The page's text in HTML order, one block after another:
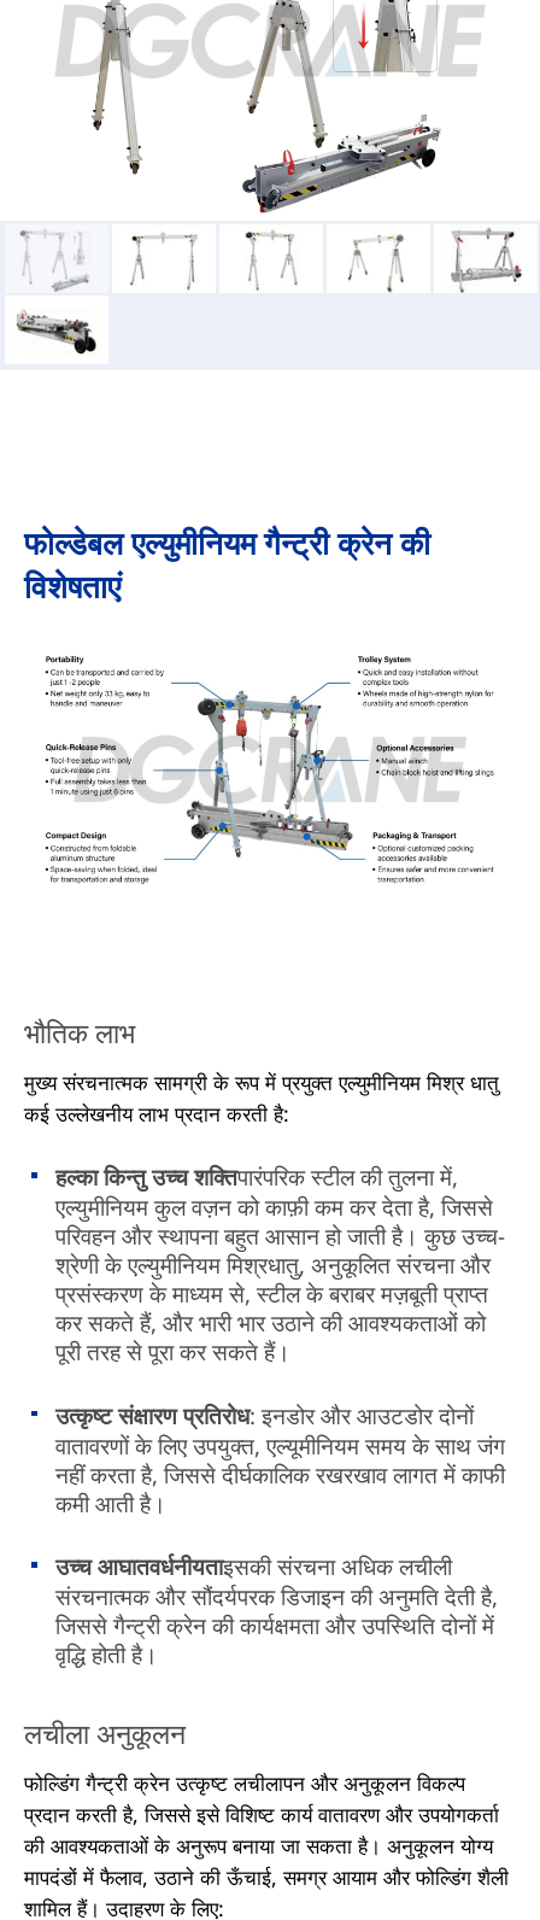
फोल्डेबल एल्युमीनियम गैन्ट्री क्रेन की
विशेषताएं
भौतिक लाभ
मुख्य संरचनात्मक सामग्री के रूप में प्रयुक्त एल्युमीनियम मिश्र धातु
कई उल्लेखनीय लाभ प्रदान करती है:
हल्का किन्तु उच्च शक्तिपारंपरिक स्टील की तुलना में,
एल्युमीनियम कुल वज़न को काफ़ी कम कर देता है, जिससे
परिवहन और स्थापना बहुत आसान हो जाती है। कुछ उच्च-
श्रेणी के एल्युमीनियम मिश्रधातु, अनुकूलित संरचना और
प्रसंस्करण के माध्यम से, स्टील के बराबर मज़बूती प्राप्त
कर सकते हैं, और भारी भार उठाने की आवश्यकताओं को
पूरी तरह से पूरा कर सकते हैं।
उत्कृष्ट संक्षारण प्रतिरोध: इनडोर और आउटडोर दोनों
वातावरणों के लिए उपयुक्त, एल्यूमीनियम समय के साथ जंग
नहीं करता है, जिससे दीर्घकालिक रखरखाव लागत में काफी
कमी आती है।
उच्च आघातवर्धनीयताइसकी संरचना अधिक लचीली
संरचनात्मक और सौंदर्यपरक डिजाइन की अनुमति देती है,
जिससे गैन्ट्री क्रेन की कार्यक्षमता और उपस्थिति दोनों में
वृद्धि होती है।
लचीला अनुकूलन
फोल्डिंग गैन्ट्री क्रेन उत्कृष्ट लचीलापन और अनुकूलन विकल्प
प्रदान करती है, जिससे इसे विशिष्ट कार्य वातावरण और उपयोगकर्ता
की आवश्यकताओं के अनुरूप बनाया जा सकता है। अनुकूलन योग्य
मापदंडों में फैलाव, उठाने की ऊँचाई, समग्र आयाम और फोल्डिंग शैली
शामिल हैं। उदाहरण के लिए: